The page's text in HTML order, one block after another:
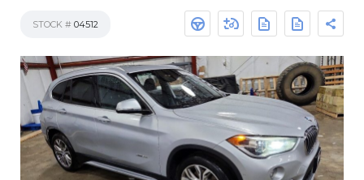
STOCK # 04512